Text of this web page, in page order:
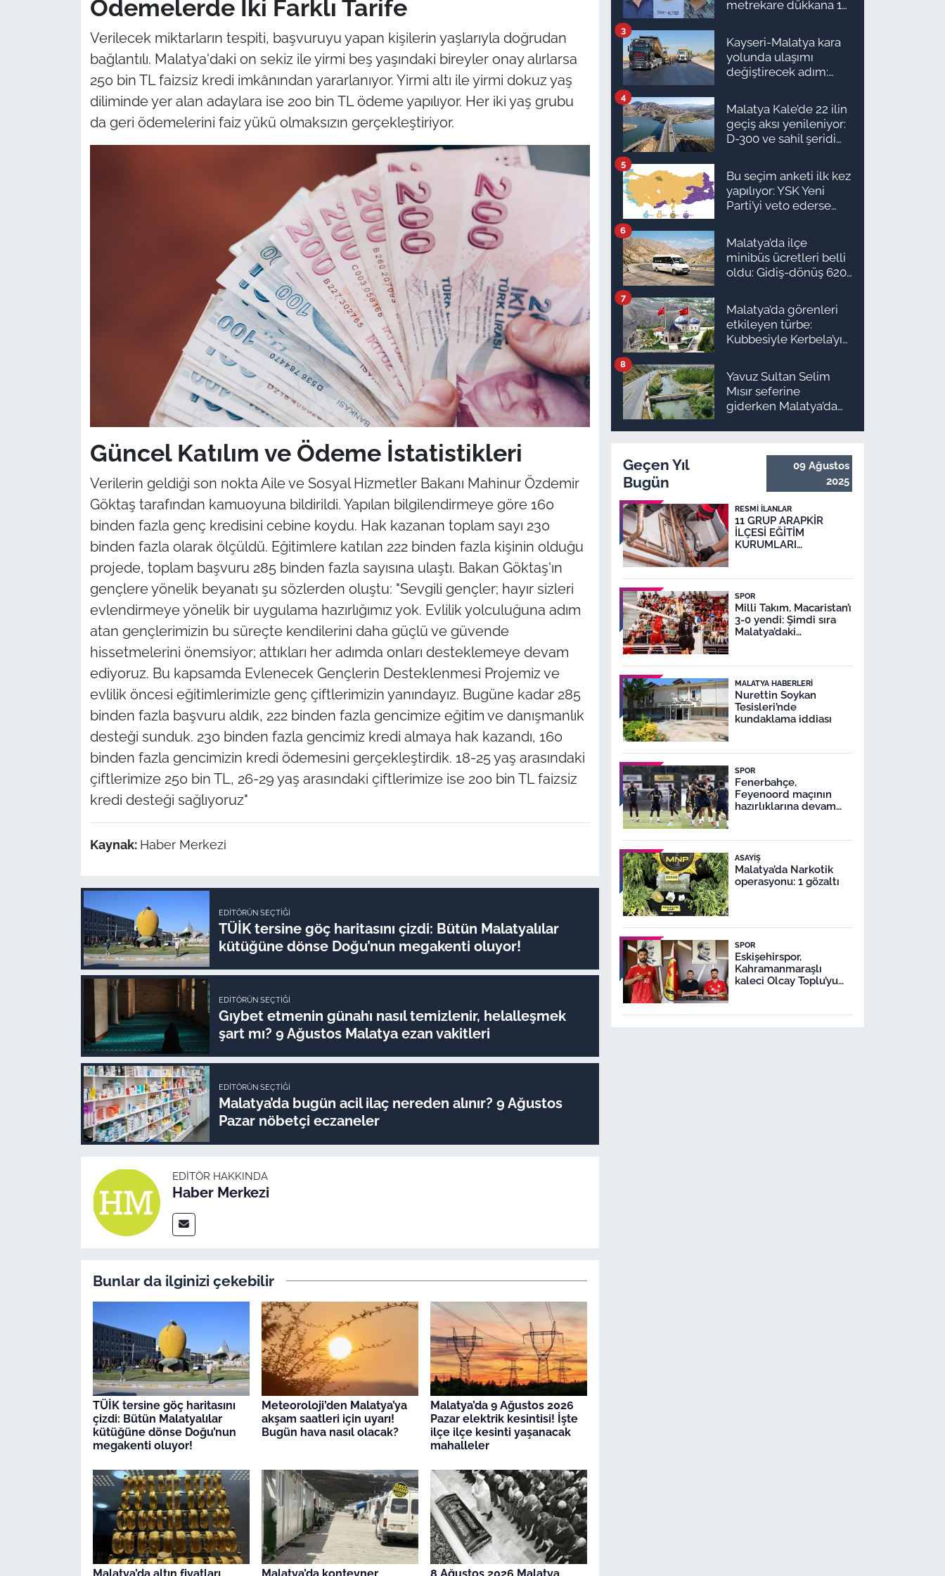
Ödemelerde İki Farklı Tarife
Verilecek miktarların tespiti, başvuruyu yapan kişilerin yaşlarıyla doğrudan
bağlantılı. Malatya'daki on sekiz ile yirmi beş yaşındaki bireyler onay alırlarsa
250 bin TL faizsiz kredi imkânından yararlanıyor. Yirmi altı ile yirmi dokuz yaş
diliminde yer alan adaylara ise 200 bin TL ödeme yapılıyor. Her iki yaş grubu
da geri ödemelerini faiz yükü olmaksızın gerçekleştiriyor.
Güncel Katılım ve Ödeme İstatistikleri
Verilerin geldiği son nokta Aile ve Sosyal Hizmetler Bakanı Mahinur Özdemir
Göktaş tarafından kamuoyuna bildirildi. Yapılan bilgilendirmeye göre 160
binden fazla genç kredisini cebine koydu. Hak kazanan toplam sayı 230
binden fazla olarak ölçüldü. Eğitimlere katılan 222 binden fazla kişinin olduğu
projede, toplam başvuru 285 binden fazla sayısına ulaştı. Bakan Göktaş'ın
gençlere yönelik beyanatı şu sözlerden oluştu: "Sevgili gençler; hayır sizleri
evlendirmeye yönelik bir uygulama hazırlığımız yok. Evlilik yolculuğuna adım
atan gençlerimizin bu süreçte kendilerini daha güçlü ve güvende
hissetmelerini önemsiyor; attıkları her adımda onları desteklemeye devam
ediyoruz. Bu kapsamda Evlenecek Gençlerin Desteklenmesi Projemiz ve
evlilik öncesi eğitimlerimizle genç çiftlerimizin yanındayız. Bugüne kadar 285
binden fazla başvuru aldık, 222 binden fazla gencimize eğitim ve danışmanlık
desteği sunduk. 230 binden fazla gencimiz kredi almaya hak kazandı, 160
binden fazla gencimizin kredi ödemesini gerçekleştirdik. 18-25 yaş arasındaki
çiftlerimize 250 bin TL, 26-29 yaş arasındaki çiftlerimize ise 200 bin TL faizsiz
kredi desteği sağlıyoruz"
Kaynak: Haber Merkezi
EDITÖRÜN SEÇTIĞI
TÜİK tersine göç haritasını çizdi: Bütün Malatyalılar
kütüğüne dönse Doğu’nun megakenti oluyor!
EDITÖRÜN SEÇTIĞI
Gıybet etmenin günahı nasıl temizlenir, helalleşmek
şart mı? 9 Ağustos Malatya ezan vakitleri
EDITÖRÜN SEÇTIĞI
Malatya’da bugün acil ilaç nereden alınır? 9 Ağustos
Pazar nöbetçi eczaneler
EDITÖR HAKKINDA
Haber Merkezi
Bunlar da ilginizi çekebilir
TÜİK tersine göç haritasını
çizdi: Bütün Malatyalılar
kütüğüne dönse Doğu’nun
megakenti oluyor!
Meteoroloji’den Malatya’ya
akşam saatleri için uyarı!
Bugün hava nasıl olacak?
Malatya’da 9 Ağustos 2026
Pazar elektrik kesintisi! İşte
ilçe ilçe kesinti yaşanacak
mahalleler
metrekare dükkana 1
Kayseri-Malatya kara
yolunda ulaşımı
değiştirecek adım:
3
Malatya Kale’de 22 ilin
geçiş aksı yenileniyor:
D-300 ve sahil şeridi
4
Bu seçim anketi ilk kez
yapılıyor: YSK Yeni
Parti’yi veto ederse
olur?
5
Malatya’da ilçe
minibüs ücretleri belli
oldu: Gidiş-dönüş 620
6
Malatya’da görenleri
etkileyen türbe:
Kubbesiyle Kerbela’yı
7
Yavuz Sultan Selim
Mısır seferine
giderken Malatya’da
buranın ismi neden
8
Geçen Yıl
Bugün
09 Ağustos
2025
RESMI İLANLAR
11 GRUP ARAPKİR
İLÇESİ EĞİTİM
KURUMLARI
SPOR
Milli Takım, Macaristan’ı
3-0 yendi: Şimdi sıra
Malatya’daki
MALATYA HABERLERI
Nurettin Soykan
Tesisleri’nde
kundaklama iddiası
SPOR
Fenerbahçe,
Feyenoord maçının
hazırlıklarına devam
ASAYIŞ
Malatya’da Narkotik
operasyonu: 1 gözaltı
SPOR
Eskişehirspor,
Kahramanmaraşlı
kaleci Olcay Toplu’yu